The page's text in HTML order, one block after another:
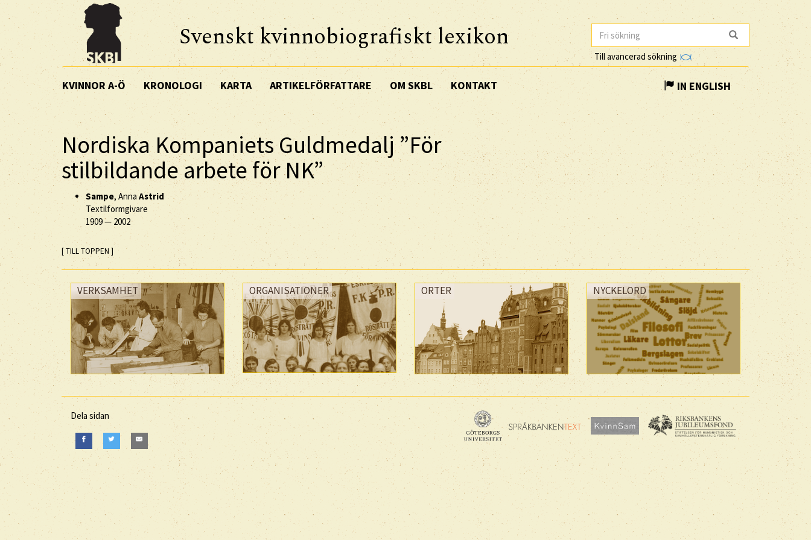
Svenskt kvinnobiografiskt lexikon
Till avancerad sökning
KVINNOR A-Ö KRONOLOGI KARTA ARTIKELFÖRFATTARE OM SKBL KONTAKT IN ENGLISH
Nordiska Kompaniets Guldmedalj ”För
stilbildande arbete för NK”
Sampe, Anna Astrid
Textilformgivare
1909— 2002
[ TILL TOPPEN ]
VERKSAMHET ORGANISATIONER ORTER NYCKELORD
Dela sidan